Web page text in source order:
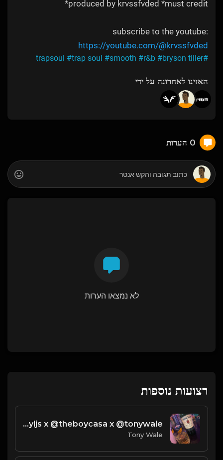
produced by krvssfvded *must credit*
subscribe to the youtube:
https://youtube.com/@krvssfvded
#trapsoul
#trap soul #smooth #r&b #bryson tiller
האזינו לאחרונה על ידי
0 הערות
לא נמצאו הערות
רצועות נוספות
Desert - 119 BPM Bm @prodbyljs x @theboycasa x @tonywale
Tony Wale